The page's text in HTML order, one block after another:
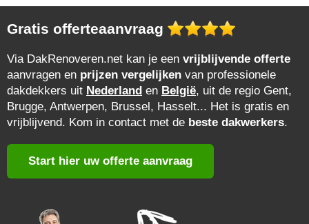
Gratis offerteaanvraag
Via DakRenoveren.net kan je een vrijblijvende offerte
aanvragen en prijzen vergelijken van professionele
dakdekkers uit Nederland en België, uit de regio Gent,
Brugge, Antwerpen, Brussel, Hasselt... Het is gratis en
vrijblijvend. Kom in contact met de beste dakwerkers.
Start hier uw offerte aanvraag